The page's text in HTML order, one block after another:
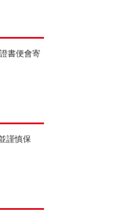
書便會寄
謹慎保